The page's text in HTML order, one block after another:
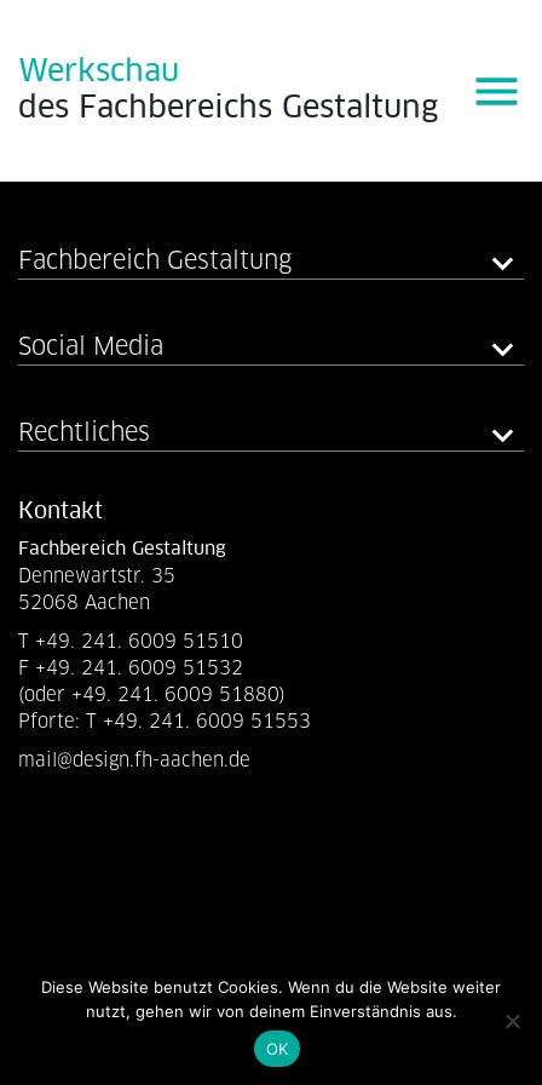
Werkschau
des Fachbereichs Gestaltung menu
Fachbereich Gestaltung
Social Media
Rechtliches
Kontakt
Fachbereich Gestaltung
Dennewartstr. 35
52068 Aachen
T +49. 241. 6009 51510
F +49. 241. 6009 51532
(oder +49. 241. 6009 51880)
Pforte: T +49. 241. 6009 51553
mail@design.fh-aachen.de
Diese Website benutzt Cookies. Wenn du die Website weiter
nutzt, gehen wir von deinem Einverständnis aus.
OK